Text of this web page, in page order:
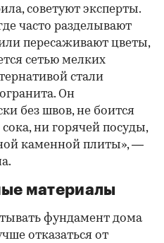
советуют эксперты.
часто разделывают
пересаживают цветы,
сетью мелких
стали
Он
без швов, не боится
ни горячей посуды,
каменной плиты», —
материалы
фундамент дома
отказаться от